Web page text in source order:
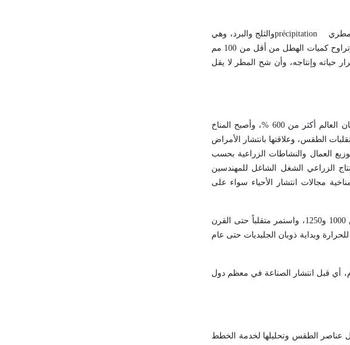
précipitationوالثلج والبرد، وهي
تحدد مدى رطوبة التربة والجو، وصلاحية منطقة بعينها لأنواع الزراعات والنشاط الإنساني، وتطور الغلاف الحي النباتي والحيواني، وتراوح كميات الهطل من أقل من 100 مم
لاستمرار حياته وإنتاجه، وأن شح المطر لا يقل
يُعد علما الأرصاد والمناخ التطبيقيان من أهم العلوم، وخاصة بعد الانفجار السكاني الذي شهده القرن العشرون، إذ تزايد عدد سكان العالم أكثر من 600 %، وأصبح المناخ
الطقس، وعلاقتها بانتشار الأمراض
العمال والنشاطات الزراعية بحسب
الزراعي الشغل الشاغل للمهندسين
مجالات انتشار الأحياء سواء على
تشير الدراسات المناخية إلى بعض التقديرات التي تعود للحضارات القديمة حيث كان الطقس جيداً نسبياً خلال الفترة الممتدة بين 1000 و1250، واستمر متقلباً حتى القرن
وبداية ذوبان الجليديات حتى عام
الفترة السابقة بقصور السجلات الموثقة عن أحوال الطقس رغم تسجيل ارتفاع في درجات الحرارة بين عامي 1930 و1950م، أي قبل انتشار الصناعة في معظم دول
عناصر الطقس وتحليلها لخدمة الخطط